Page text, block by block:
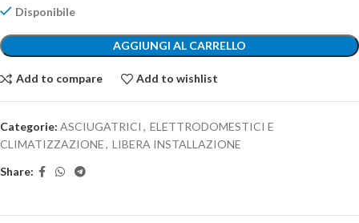
Disponibile
AGGIUNGI AL CARRELLO
Add to compare Add to wishlist
Categorie: ASCIUGATRICI , ELETTRODOMESTICI E
CLIMATIZZAZIONE, LIBERA INSTALLAZIONE
Share: